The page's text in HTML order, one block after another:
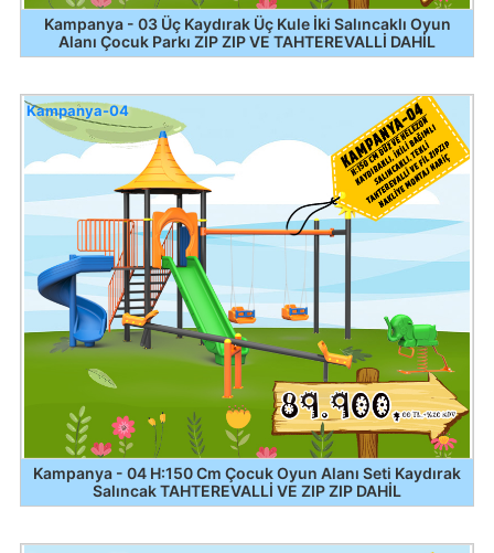
Kampanya - 03 Üç Kaydırak Üç Kule İki Salıncaklı Oyun
Alanı Çocuk Parkı ZIP ZIP VE TAHTEREVALLİ DAHİL
Kampanya - 04 H:150 Cm Çocuk Oyun Alanı Seti Kaydırak
Salıncak TAHTEREVALLİ VE ZIP ZIP DAHİL
Kampanya-04